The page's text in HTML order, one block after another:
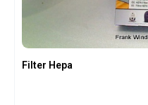
Filter Hepa